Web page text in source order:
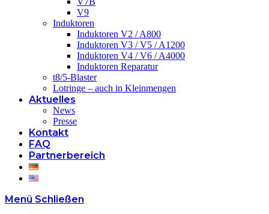
V9
Induktoren
Induktoren V2 / A800
Induktoren V3 / V5 / A1200
Induktoren V4 / V6 / A4000
Induktoren Reparatur
t8/5-Blaster
Lotringe – auch in Kleinmengen
Aktuelles
News
Presse
Kontakt
FAQ
Partnerbereich
Menü Schließen